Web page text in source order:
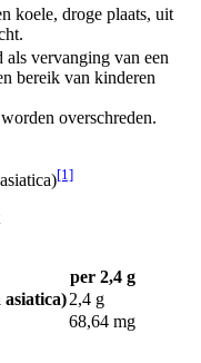
koele, droge plaats, uit
als vervanging van een
bereik van kinderen
overschreden.
[1]
per 2,4 g
2,4 g
68,64 mg